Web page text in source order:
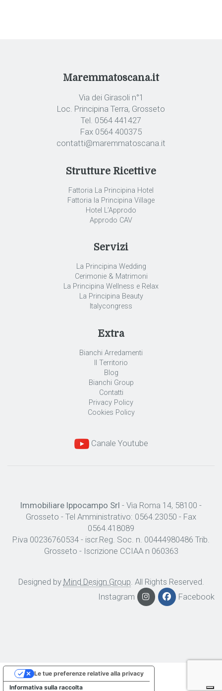
Maremmatoscana.it
Via dei Girasoli n°1
Loc. Principina Terra, Grosseto
Tel. 0564 441427
Fax 0564 400375
contatti@maremmatoscana.it
Strutture Ricettive
Fattoria La Principina Hotel
Fattoria la Principina Village
Hotel L’Approdo
Approdo CAV
Servizi
La Principina Wedding
Cerimonie & Matrimoni
La Principina Wellness e Relax
La Principina Beauty
Italycongress
Extra
Bianchi Arredamenti
Il Territorio
Blog
Bianchi Group
Contatti
Privacy Policy
Cookies Policy
Canale Youtube
Immobiliare Ippocampo Srl - Via Roma 14, 58100 -
Grosseto - Tel Amministrativo: 0564.23050 - Fax
0564.418089
P.iva 00236760534 - iscr.Reg. Soc. n. 00444980486 Trib.
Grosseto - Iscrizione CCIAA n 060363
Designed by Mind Design Group. All Rights Reserved.
Instagram
Facebook
Informativa sulla raccolta
Le tue preferenze relative alla privacy